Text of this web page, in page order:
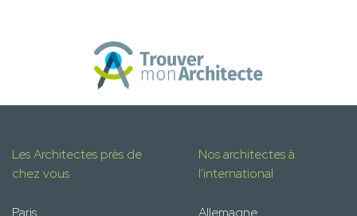
Les Architectes près de
chez vous
Paris
Nos architectes à
l'international
Allemagne